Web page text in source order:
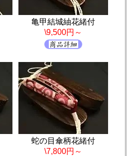
亀甲結城紬花緒付
\9,500円～
蛇の目傘柄花緒付
\7,800円～